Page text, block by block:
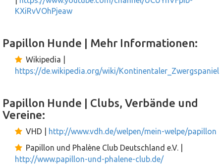
KXiRvVOhPjeaw
Papillon Hunde | Mehr Informationen:
Wikipedia |
https://de.wikipedia.org/wiki/Kontinentaler_Zwergspaniel
Papillon Hunde | Clubs, Verbände und
Vereine:
VHD |
http://www.vdh.de/welpen/mein-welpe/papillon
Papillon und Phalène Club Deutschland e.V. |
http://www.papillon-und-phalene-club.de/